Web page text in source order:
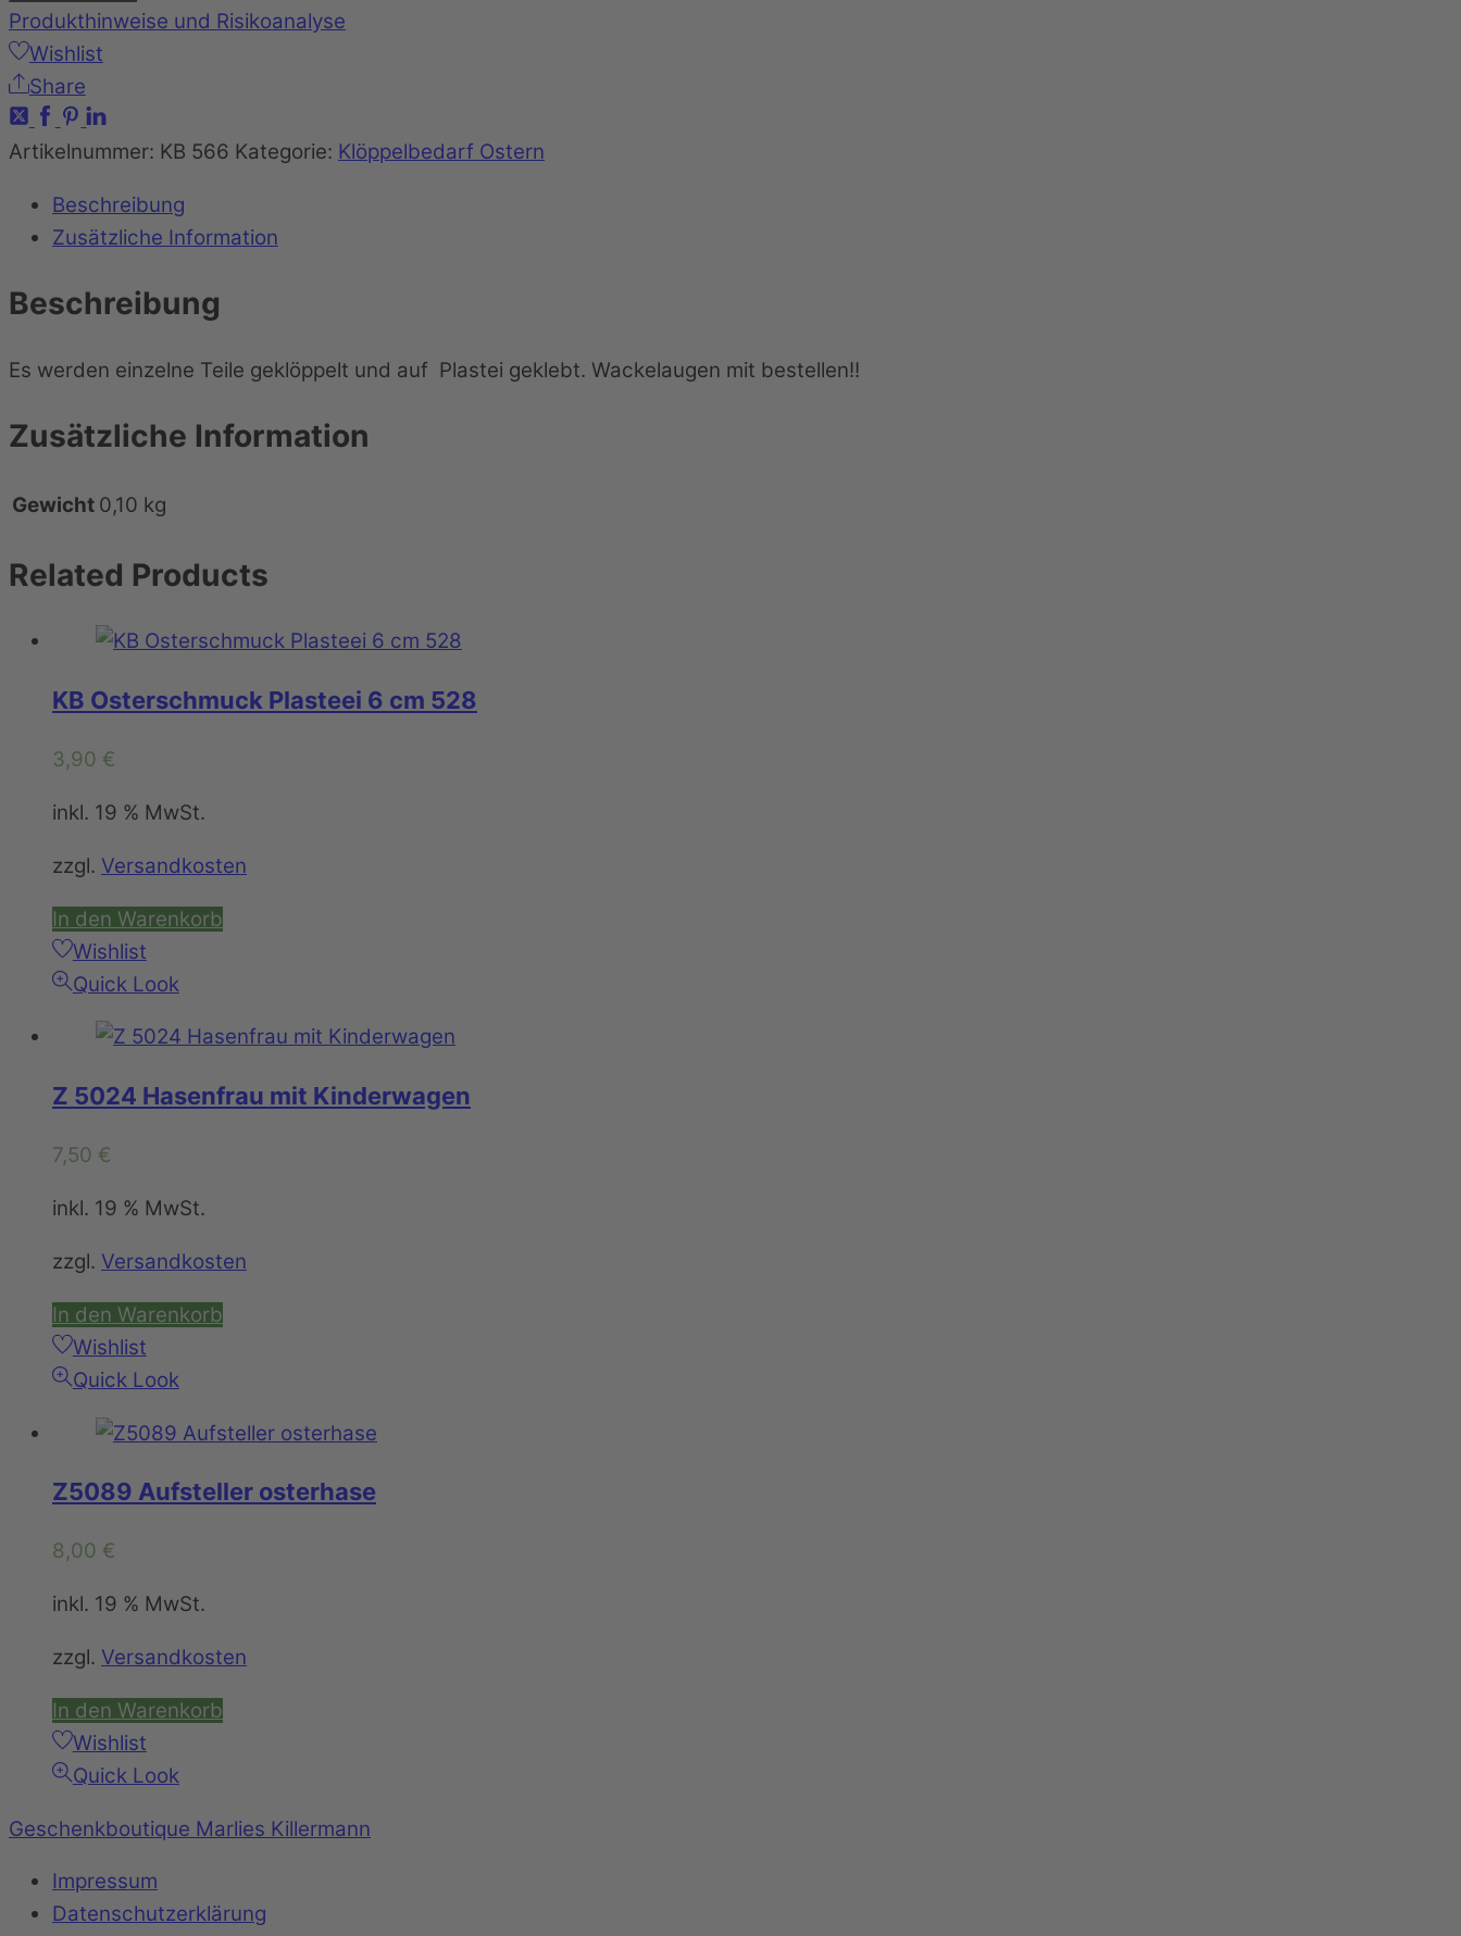
Produkthinweise und Risikoanalyse
Wishlist
Share
Artikelnummer: KB 566 Kategorie: Klöppelbedarf Ostern
Beschreibung
Zusätzliche Information
Beschreibung
Es werden einzelne Teile geklöppelt und auf Plastei geklebt. Wackelaugen mit bestellen!!
Zusätzliche Information
Gewicht 0,10 kg
Related Products
KB Osterschmuck Plasteei 6 cm 528
3,90 €
inkl. 19 % MwSt.
zzgl. Versandkosten
In den Warenkorb
Wishlist
Quick Look
Z 5024 Hasenfrau mit Kinderwagen
7,50 €
inkl. 19 % MwSt.
zzgl. Versandkosten
In den Warenkorb
Wishlist
Quick Look
Z5089 Aufsteller osterhase
8,00 €
inkl. 19 % MwSt.
zzgl. Versandkosten
In den Warenkorb
Wishlist
Quick Look
Geschenkboutique Marlies Killermann
Impressum
Datenschutzerklärung